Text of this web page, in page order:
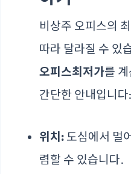
비상주 오피스의
따라 달라질 수 있
오피스최저가를
간단한 안내입니다:
위치: 도심에서 멀
렴할 수 있습니다.